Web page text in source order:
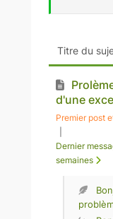
Titre du
d'une
Premier post
Dernier
semaines